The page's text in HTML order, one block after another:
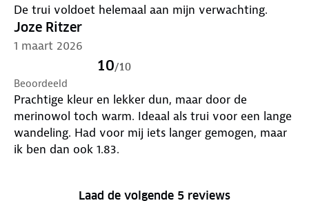
De trui voldoet helemaal aan mijn verwachting.
Joze Ritzer
1 maart 2026
10/10
Beoordeeld
Prachtige kleur en lekker dun, maar door de
merinowol toch warm. Ideaal als trui voor een lange
wandeling. Had voor mij iets langer gemogen, maar
ik ben dan ook 1.83.
Laad de volgende 5 reviews